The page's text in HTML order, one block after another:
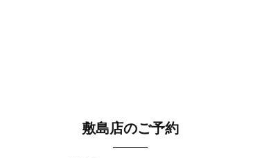
敷島店のご予約